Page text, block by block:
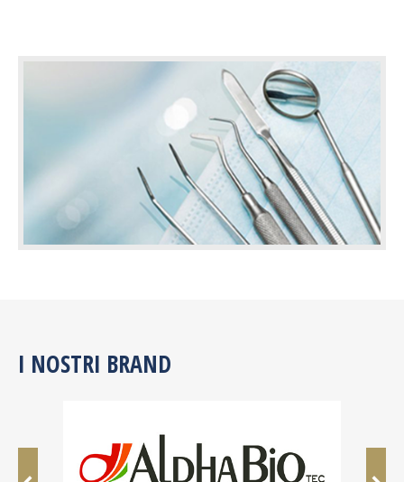
I NOSTRI BRAND